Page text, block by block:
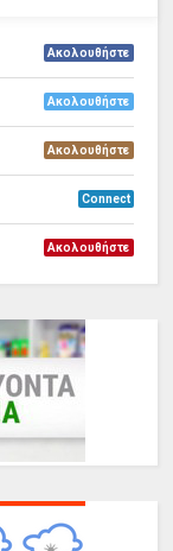
Ακολουθήστε
Ακολουθήστε
Ακολουθήστε
Connect
Ακολουθήστε